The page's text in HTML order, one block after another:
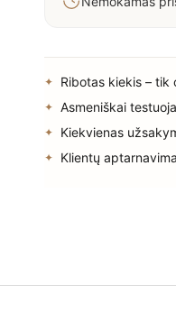
Ribotas kiekis –
Asmeniškai
Kiekvienas
Klientų